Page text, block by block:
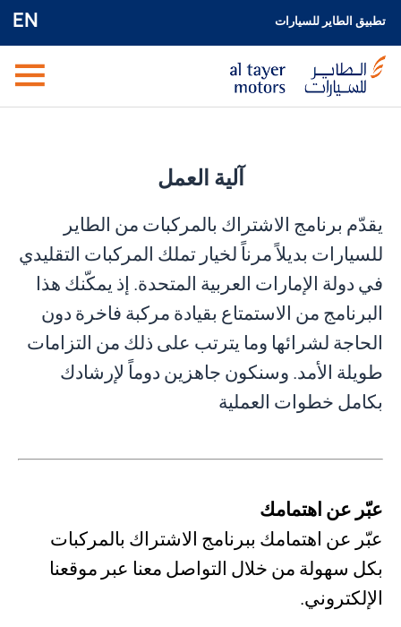
EN تطبيق الطاير للسيارات
آلية العمل
يقدم برنامج الاشتراك بالمركبات من الطاير
للسيارات بديلاً مرنالخيار تملك المركبات التقليدي
فيدولة الإمارات العربية المتحدة. إذ يمكنك هذا
البرنامج من الاستمتاع بقيادة مركبة فاخرة دون
الحاجة لشرائها وما يترتب على ذلك من التزامات
طويلة الأمد. وسنكون جاهزيندوماً لإرشادك
بكامل خطوات العملية
عبّر عن اهتمامك
عبّر عن اهتمامك ببرنامج الاشتراك بالمركبات
بكل سهولة من خلال التواصل معنا عبر موقعنا
الإلكتروني.